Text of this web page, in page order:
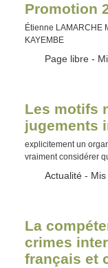
Promotion
Étienne LAMARCHE
KAYEMBE
Type :
Page libre -
Les motifs
jugements
explicitement un
vraiment considérer
Type :
Actualité - Mis
La
crimes
français et